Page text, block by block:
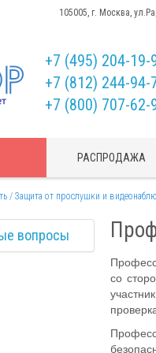
105005, г. Москва,
+7 (495) 204-19-
+7 (812) 244-94-
+7 (800) 707-62-
РАСПРОДАЖА
Защита от прослушки и
вопросы
со